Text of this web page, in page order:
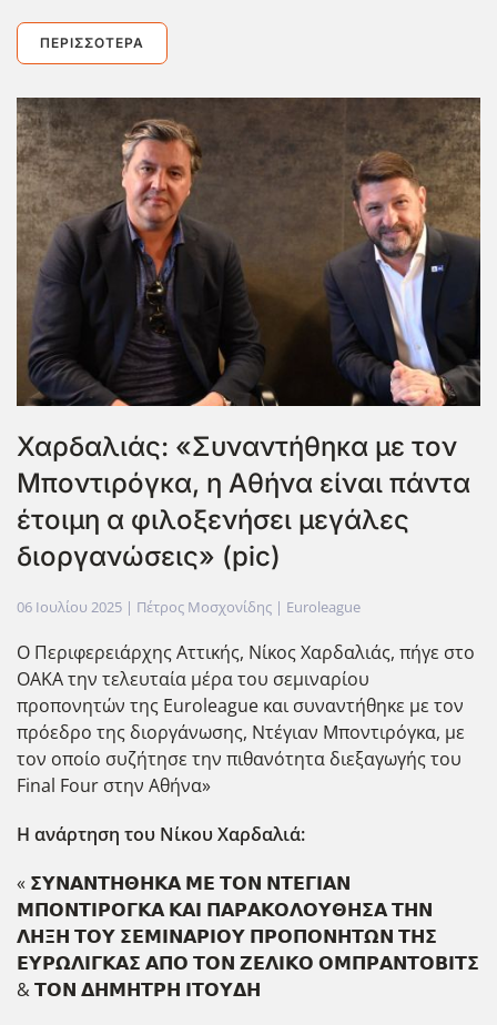
ΠΕΡΙΣΣΌΤΕΡΑ
Χαρδαλιάς: «Συναντήθηκα με τον
Μποντιρόγκα, η Αθήνα είναι πάντα
έτοιμη α φιλοξενήσει μεγάλες
διοργανώσεις» (pic)
06 Ιουλίου 2025 | Πέτρος Μοσχονίδης | Euroleague
O Περιφερειάρχης Αττικής, Νίκος Χαρδαλιάς, πήγε στο
ΟΑΚΑ την τελευταία μέρα του σεμιναρίου
προπονητών της Euroleague και συναντήθηκε με τον
πρόεδρο της διοργάνωσης, Ντέγιαν Μποντιρόγκα, με
τον οποίο συζήτησε την πιθανότητα διεξαγωγ΄ης του
Final Four στην Αθήνα»
Η ανάρτηση του Νίκου Χαρδαλιά:
« 𝝨𝝪𝝢𝝖𝝢𝝩𝝜𝝝𝝜𝝟𝝖 𝝡𝝚 𝝩𝝤𝝢 𝝢𝝩𝝚𝝘𝝞𝝖𝝢
𝝡𝝥𝝤𝝢𝝩𝝞𝝦𝝤𝝘𝝟𝝖 𝝟𝝖𝝞 𝝥𝝖𝝦𝝖𝝟𝝤𝝠𝝤𝝪𝝝𝝜𝝨𝝖 𝝩𝝜𝝢
𝝠𝝜𝝣𝝜 𝝩𝝤𝝪 𝝨𝝚𝝡𝝞𝝢𝝖𝝦𝝞𝝤𝝪 𝝥𝝦𝝤𝝥𝝤𝝢𝝜𝝩𝝮𝝢 𝝩𝝜𝝨
𝝚𝝪𝝦𝝮𝝠𝝞𝝘𝝟𝝖𝝨 𝝖𝝥𝝤 𝝩𝝤𝝢 𝝛𝝚𝝠𝝞𝝟𝝤 𝝤𝝡𝝥𝝦𝝖𝝢𝝩𝝤𝝗𝝞𝝩𝝨
& 𝝩𝝤𝝢 𝝙𝝜𝝡𝝜𝝩𝝦𝝜 𝝞𝝩𝝤𝝪𝝙𝝜